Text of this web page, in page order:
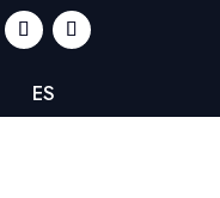
ES